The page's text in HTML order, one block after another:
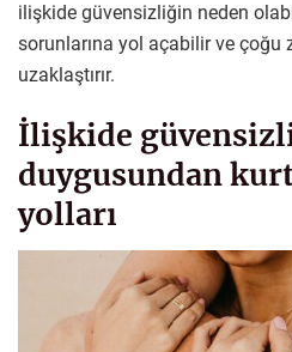
ilişkide güvensizliğin neden
sorunlarına yol açabilir ve çoğu
uzaklaştırır.
İlişkide
duygusundan
yolları